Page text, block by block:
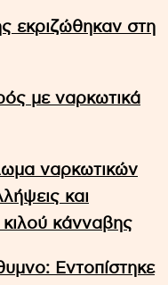
εκριζώθηκαν στη
με ναρκωτικά
ναρκωτικών
και
κάνναβης
Εντοπίστηκε